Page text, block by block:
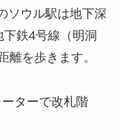
ソウル駅は地下深
鉄4号線（明洞
離を歩きます。
ターで改札階